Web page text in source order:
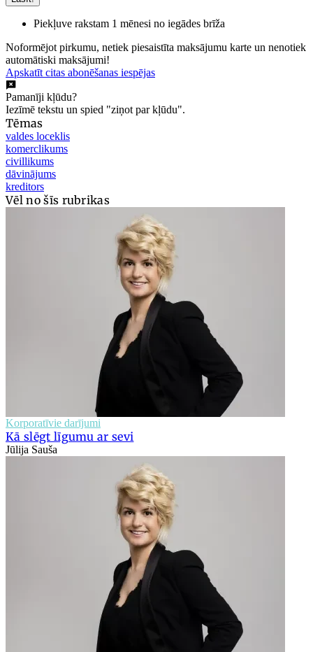
Piekļuve rakstam 1 mēnesi no iegādes brīža
Noformējot pirkumu, netiek piesaistīta maksājumu karte un nenotiek
automātiski maksājumi!
Apskatīt citas abonēšanas iespējas
Pamanīji kļūdu?
Iezīmē tekstu un spied "ziņot par kļūdu".
Tēmas
valdes loceklis
komerclikums
civillikums
dāvinājums
kreditors
Vēl no šīs rubrikas
Korporatīvie darījumi
Kā slēgt līgumu ar sevi
Jūlija Sauša